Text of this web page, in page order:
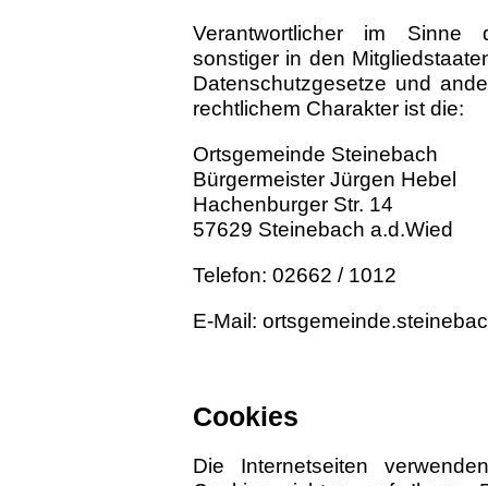
Verantwortlicher im Sinne
sonstiger in den
Datenschutzgesetze und
rechtlichem Charakter ist die:
Ortsgemeinde Steinebach
Bürgermeister Jürgen Hebel
Hachenburger Str. 14
57629 Steinebach a.d.Wied
Telefon: 02662 / 1012
E-Mail:
Cookies
Die Internetseiten